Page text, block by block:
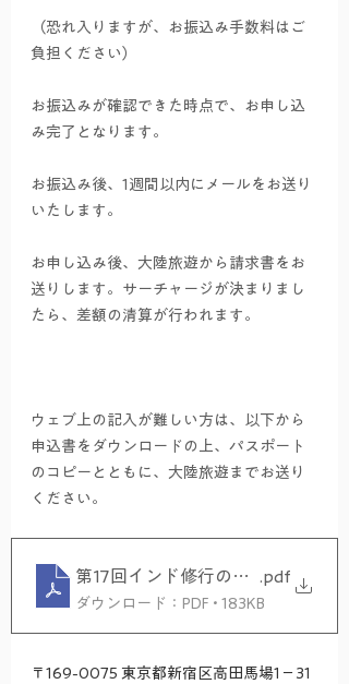
（恐れ入りますが、お振込み手数料はご
負担ください）
お振込みが確認できた時点で、お申し込
み完了となります。
お振込み後、1週間以内にメールをお送り
いたします。
お申し込み後、大陸旅遊から請求書をお
送りします。サーチャージが決まりまし
たら、差額の清算が行われます。
ウェブ上の記入が難しい方は、以下から
申込書をダウンロードの上、パスポート
のコピーとともに、大陸旅遊までお送り
ください。
第17回インド修行の旅_申込書
.pdf
ダウンロード：PDF • 183KB
〒169-0075 東京都新宿区高田馬場1－31